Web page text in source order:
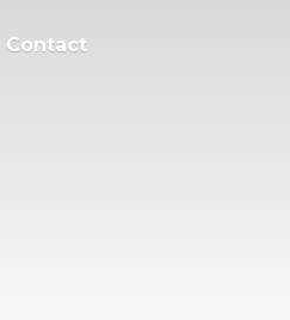
Contact